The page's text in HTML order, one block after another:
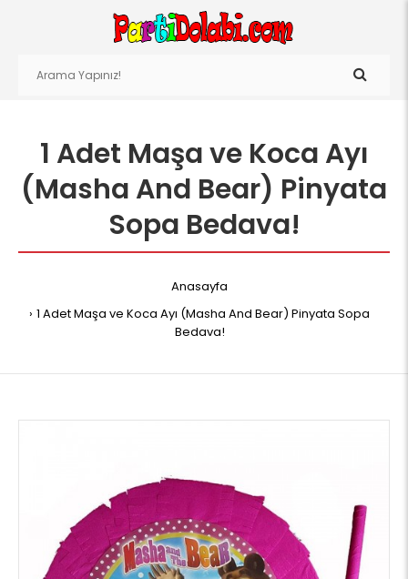
1 Adet Maşa ve Koca Ayı
(Masha And Bear) Pinyata
Sopa Bedava!
Anasayfa
1 Adet Maşa ve Koca Ayı (Masha And Bear) Pinyata Sopa
Bedava!